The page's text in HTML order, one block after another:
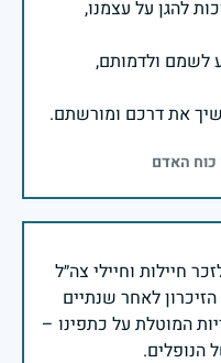
להגן על עצמנו,
לשמם ולדמותם,
את דרכם ומורשתם.
כוח האדם
חיילות וחיילי צה״ל
לאחר שנתיים
המוטלת על כתפינו –